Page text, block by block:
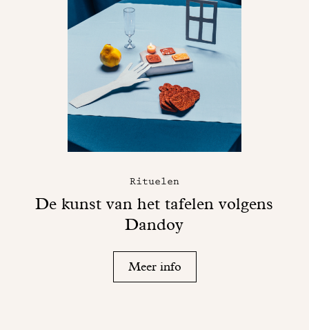
Rituelen
De kunst van het tafelen volgens
Dandoy
Meer info